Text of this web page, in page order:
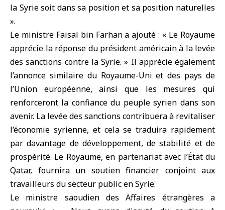
la Syrie soit dans sa position et sa position naturelles
».
Le ministre Faisal bin Farhan a ajouté : « Le Royaume
apprécie la réponse du président américain à la levée
des sanctions contre la Syrie. » Il apprécie également
l’annonce similaire du Royaume-Uni et des pays de
l’Union européenne, ainsi que les mesures qui
renforceront la confiance du peuple syrien dans son
avenir. La levée des sanctions contribuera à revitaliser
l’économie syrienne, et cela se traduira rapidement
par davantage de développement, de stabilité et de
prospérité. Le Royaume, en partenariat avec l’État du
Qatar, fournira un soutien financier conjoint aux
travailleurs du secteur public en Syrie.
Le ministre saoudien des Affaires étrangères a